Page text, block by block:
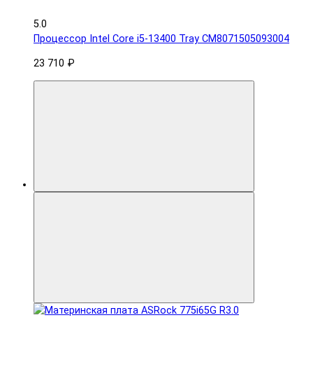
5.0
Процессор Intel Core i5-13400 Tray CM8071505093004
23 710 ₽